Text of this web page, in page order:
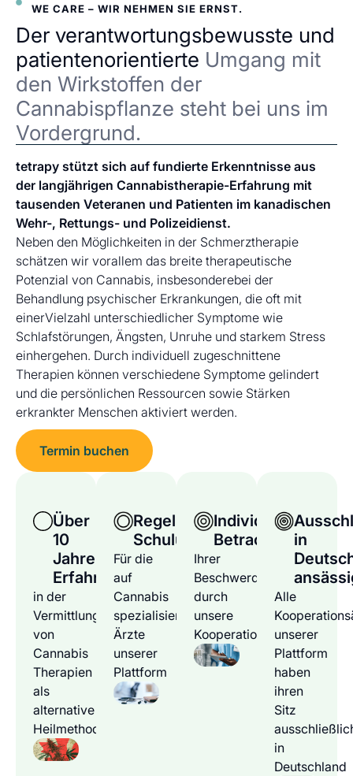
WE CARE – WIR NEHMEN SIE ERNST.
Der verantwortungsbewusste und
patientenorientierte Umgang mit
den Wirkstoffen der
Cannabispflanze steht bei uns im
Vordergrund.
tetrapy stützt sich auf fundierte Erkenntnisse aus
der langjährigen Cannabistherapie-Erfahrung mit
tausenden Veteranen und Patienten im kanadischen
Wehr-, Rettungs- und Polizeidienst.
Neben den Möglichkeiten in der Schmerztherapie
schätzen wir vorallem das breite therapeutische
Potenzial von Cannabis, insbesonderebei der
Behandlung psychischer Erkrankungen, die oft mit
einerVielzahl unterschiedlicher Symptome wie
Schlafstörungen, Ängsten, Unruhe und starkem Stress
einhergehen. Durch individuell zugeschnittene
Therapien können verschiedene Symptome gelindert
und die persönlichen Ressourcen sowie Stärken
erkrankter Menschen aktiviert werden.
Termin buchen
Über
10
Jahre
Erfahrung
in der
Vermittlung
von
Cannabis
Therapien
als
alternative
Heilmethode
Regelmäßige
Schulungen
Für die
auf
Cannabis
spezialisierten
Ärzte
unserer
Plattform
Individuelle
Betrachtung
Ihrer
Beschwerden
durch
unsere
Kooperationsärzte
in
Alle
unserer
Plattform
haben
ihren
Sitz
in
Deutschland